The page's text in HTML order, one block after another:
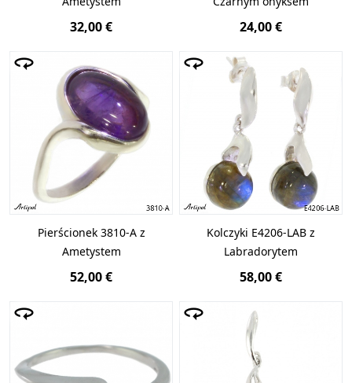
32,00 € 24,00 €
Pierścionek 3810-A z
Ametystem
52,00 €
Kolczyki E4206-LAB z
Labradorytem
58,00 €